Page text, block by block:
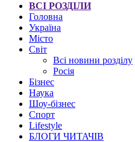
ВСІ РОЗДІЛИ
Головна
Україна
Місто
Світ
Всі новини розділу
Росія
Бізнес
Наука
Шоу-бізнес
Спорт
Lifestyle
БЛОГИ ЧИТАЧІВ